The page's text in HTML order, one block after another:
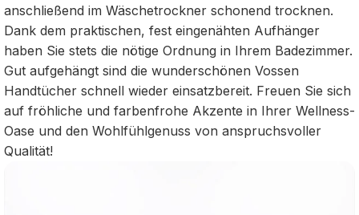
anschließend im Wäschetrockner schonend trocknen.
Dank dem praktischen, fest eingenähten Aufhänger
haben Sie stets die nötige Ordnung in Ihrem Badezimmer.
Gut aufgehängt sind die wunderschönen Vossen
Handtücher schnell wieder einsatzbereit. Freuen Sie sich
auf fröhliche und farbenfrohe Akzente in Ihrer Wellness-
Oase und den Wohlfühlgenuss von anspruchsvoller
Qualität!